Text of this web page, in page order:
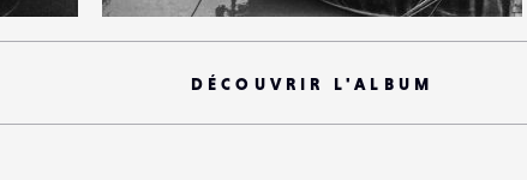
20
DÉCOUVRIR L'ALBUM